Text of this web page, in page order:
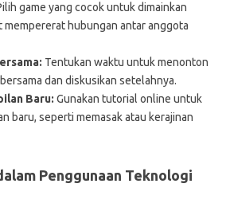
game yang cocok untuk dimainkan
mempererat hubungan antar anggota
Tentukan waktu untuk menonton
dan diskusikan setelahnya.
Baru: Gunakan tutorial online untuk
baru, seperti memasak atau kerajinan
Penggunaan Teknologi